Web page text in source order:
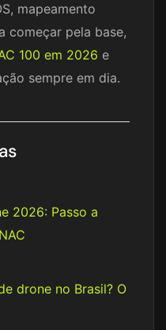
mapeamento
começar pela base,
100 em 2026 e
sempre em dia.
2026: Passo a
drone no Brasil? O